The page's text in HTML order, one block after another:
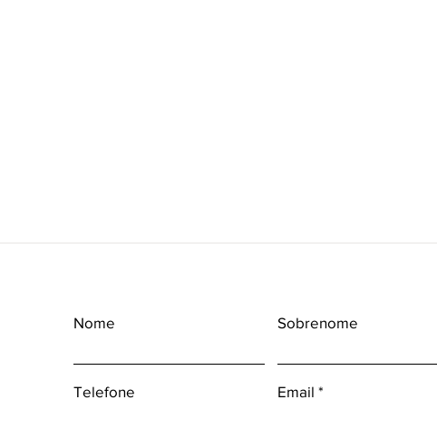
Nome Sobrenome
Telefone Email